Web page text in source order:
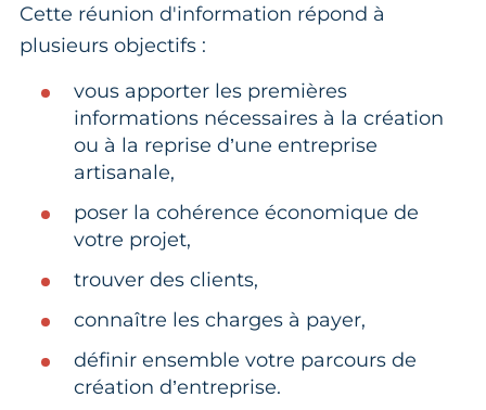
Cette réunion d'information répond à
plusieurs objectifs :
vous apporter les premières
informations nécessaires à la création
ou à la reprise d’une entreprise
artisanale,
poser la cohérence économique de
votre projet,
trouver des clients,
connaître les charges à payer,
définir ensemble votre parcours de
création d’entreprise.